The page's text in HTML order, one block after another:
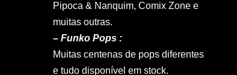
Pipoca & Nanquim, Comix Zone e
muitas outras.
– Funko Pops :
Muitas centenas de pops diferentes
e tudo disponível em stock.